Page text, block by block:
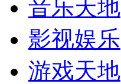
音乐天地
影视娱乐
游戏天地